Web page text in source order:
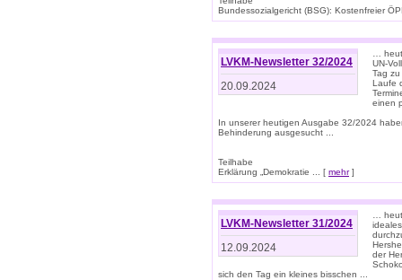
Bundessozialgericht (BSG): Kostenfreier
LVKM-Newsletter 32/2024
20.09.2024
…
UN-
Tag
Laufe
einen
In unserer heutigen Ausgabe 32/2024
Behinderung ausgesucht ...
Teilhabe
Erklärung „Demokratie ... [ mehr]
LVKM-Newsletter 31/2024
12.09.2024
…
der
sich den Tag ein kleines bisschen ...